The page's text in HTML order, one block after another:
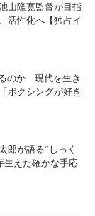
山隆寛監督が目指
活性化へ【独占イ
のか 現代を生き
ボクシングが好き
郎が語る“しっく
えた確かな手応